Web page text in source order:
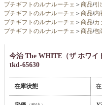
プチギフトのルナルーチェ ＞ 商品/引
プチギフトのルナルーチェ ＞ 商品/内
プチギフトのルナルーチェ ＞ 商品/カ
プチギフトのルナルーチェ ＞ 商品/包
今治 The WHITE（ザ ホワイ
tkd-65630
在庫状態